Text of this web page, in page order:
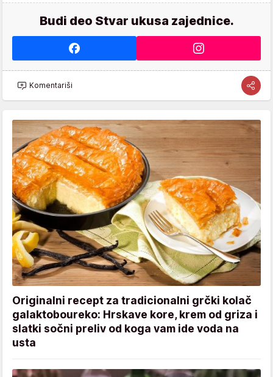
Budi deo Stvar ukusa zajednice.
Komentariši
Originalni recept za tradicionalni grčki kolač
galaktoboureko: Hrskave kore, krem od griza i
slatki sočni preliv od koga vam ide voda na
usta